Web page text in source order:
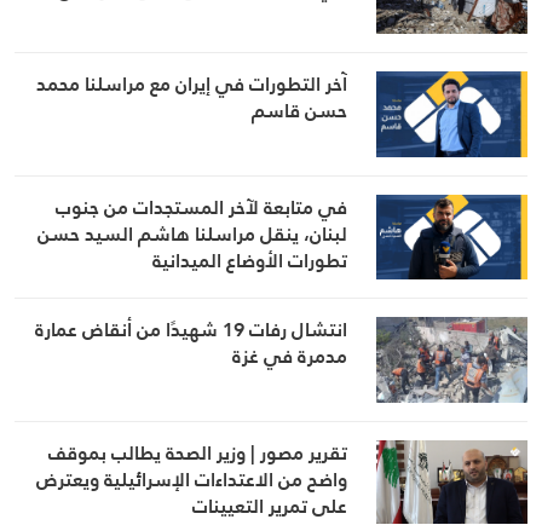
آخر التطورات في إيران مع مراسلنا محمد
حسن قاسم
في متابعة لآخر المستجدات من جنوب
لبنان، ينقل مراسلنا هاشم السيد حسن
تطورات الأوضاع الميدانية
انتشال رفات 19 شهيدًا من أنقاض عمارة
مدمرة في غزة
تقرير مصور | وزير الصحة يطالب بموقف
واضح من الاعتداءات الإسرائيلية ويعترض
على تمرير التعيينات